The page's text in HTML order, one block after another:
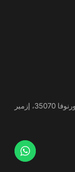
كاراجا أوغلان، 6166 سوكاك، رقم: 28، بورنوفا 35070، إزمير